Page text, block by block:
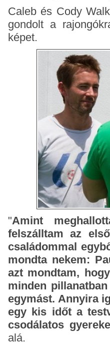
Caleb és Cody
gondolt a
képet.
"Amint
felszálltam az
családommal
mondta nekem:
azt mondtam,
minden
egymást. Annyira
egy kis időt a
csodálatos
alá.